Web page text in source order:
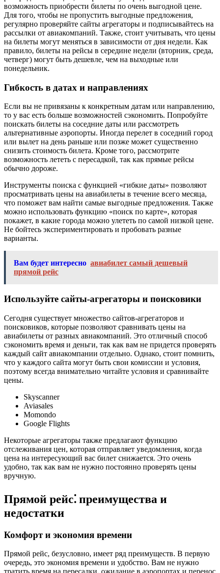
возможность приобрести билеты по очень выгодной цене.
Для того, чтобы не пропустить выгодные предложения,
регулярно проверяйте сайты агрегаторы и подписывайтесь на
рассылки от авиакомпаний. Также, стоит учитывать, что цены
на билеты могут меняться в зависимости от дня недели. Как
правило, билеты на рейсы в середине недели (вторник, среда,
четверг) могут быть дешевле, чем на выходные или
понедельник.
Гибкость в датах и направлениях
Если вы не привязаны к конкретным датам или направлению,
то у вас есть больше возможностей сэкономить. Попробуйте
поискать билеты на соседние даты или рассмотреть
альтернативные аэропорты. Иногда перелет в соседний город
или вылет на день раньше или позже может существенно
снизить стоимость билета. Кроме того, рассмотрите
возможность лететь с пересадкой, так как прямые рейсы
обычно дороже.
Инструменты поиска с функцией «гибкие даты» позволяют
просматривать цены на авиабилеты в течение всего месяца,
что поможет вам найти самые выгодные предложения. Также
можно использовать функцию «поиск по карте», которая
покажет, в какие города можно улететь по самой низкой цене.
Не бойтесь экспериментировать и пробовать разные
варианты.
Вам будет интересно авиабилет самый дешевый
прямой рейс
Используйте сайты-агрегаторы и поисковики
Сегодня существует множество сайтов-агрегаторов и
поисковиков, которые позволяют сравнивать цены на
авиабилеты от разных авиакомпаний. Это отличный способ
сэкономить время и деньги, так как вам не придется проверять
каждый сайт авиакомпании отдельно. Однако, стоит помнить,
что у каждого сайта могут быть свои комиссии и условия,
поэтому всегда внимательно читайте условия и сравнивайте
цены.
Skyscanner
Aviasales
Momondo
Google Flights
Некоторые агрегаторы также предлагают функцию
отслеживания цен, которая отправляет уведомления, когда
цена на интересующий вас билет снижается. Это очень
удобно, так как вам не нужно постоянно проверять цены
вручную.
Прямой рейс⁚ преимущества и
недостатки
Комфорт и экономия времени
Прямой рейс, безусловно, имеет ряд преимуществ. В первую
очередь, это экономия времени и удобство. Вам не нужно